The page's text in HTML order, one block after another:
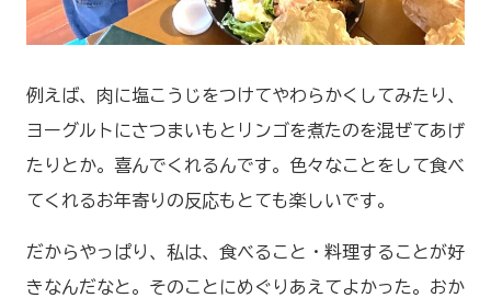
例えば、肉に塩こうじをつけてやわらかくしてみたり、
ヨーグルトにさつまいもとリンゴを煮たのを混ぜてあげ
たりとか。喜んでくれるんです。色々なことをして食べ
てくれるお年寄りの反応もとても楽しいです。
だからやっぱり、私は、食べること・料理することが好
きなんだなと。そのことにめぐりあえてよかった。おか